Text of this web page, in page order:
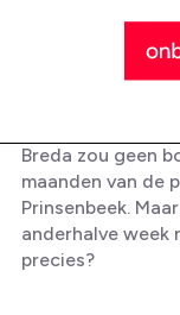
Breda zou geen
maanden van de
Prinsenbeek.
anderhalve
precies?